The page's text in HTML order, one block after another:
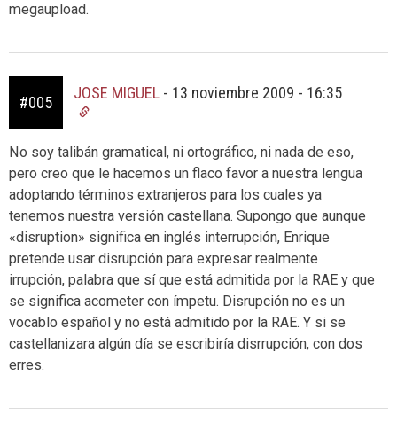
megaupload.
#005
JOSE MIGUEL - 13 noviembre 2009 - 16:35
No soy talibán gramatical, ni ortográfico, ni nada de eso,
pero creo que le hacemos un flaco favor a nuestra lengua
adoptando términos extranjeros para los cuales ya
tenemos nuestra versión castellana. Supongo que aunque
«disruption» significa en inglés interrupción, Enrique
pretende usar disrupción para expresar realmente
irrupción, palabra que sí que está admitida por la RAE y que
se significa acometer con ímpetu. Disrupción no es un
vocablo español y no está admitido por la RAE. Y si se
castellanizara algún día se escribiría disrrupción, con dos
erres.